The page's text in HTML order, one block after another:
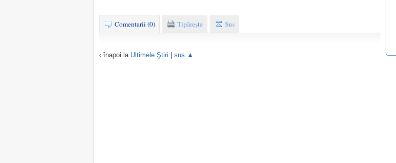
Comentarii (0) Tipăreşte Sus
‹ înapoi la Ultimele Ştiri sus ▲